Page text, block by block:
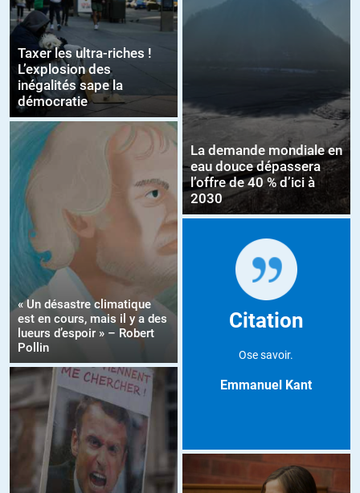
Taxer les ultra-riches !
L’explosion des
inégalités sape la
démocratie
« Un désastre climatique
est en cours, mais il y a des
lueurs d’espoir » – Robert
Pollin
La demande mondiale en
eau douce dépassera
l’offre de 40 % d’ici à
2030
Citation
Ose savoir.
Emmanuel Kant